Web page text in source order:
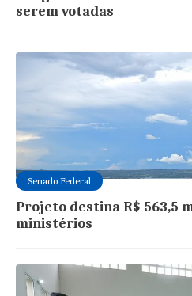
serem votadas
Senado Federal
Projeto destina R$ 563,5
ministérios